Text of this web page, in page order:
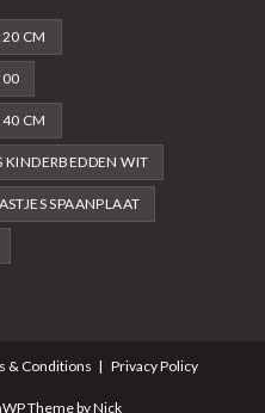
CM
CM
KINDERBEDDEN WIT
SPAANPLAAT
& Conditions Privacy Policy
Theme by Nick